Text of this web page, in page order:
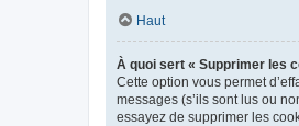
Haut
À quoi sert « Supprimer les
Cette option vous permet
messages (s’ils sont lus ou
essayez de supprimer les